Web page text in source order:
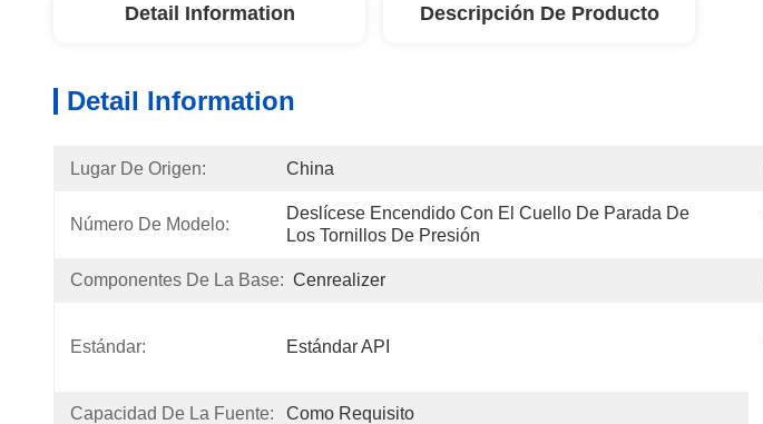
Detail Information Descripción De Producto
Detail Information
Lugar De Origen: China
Número De Modelo:
Deslícese Encendido Con El Cuello De Parada De
Los Tornillos De Presión
Componentes De La Base: Cenrealizer
Estándar: Estándar API
Capacidad De La Fuente: Como Requisito